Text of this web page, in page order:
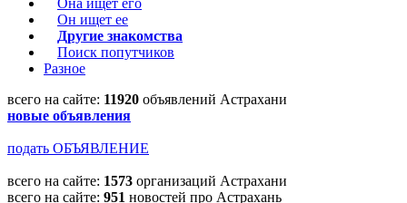
Он ищет ее
Другие знакомства
Поиск попутчиков
Разное
всего на сайте: 11920 объявлений Астрахани
новые объявления
подать ОБЪЯВЛЕНИЕ
всего на сайте: 1573 организаций Астрахани
всего на сайте: 951 новостей про Астрахань